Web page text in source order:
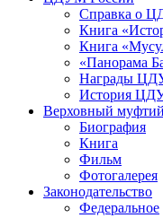
Справка о
Книга
Книга
«Панорама
Награды
История
Верховный муфтий
Биография
Книга
Фильм
Фотогалерея
Законодательство
Федеральное